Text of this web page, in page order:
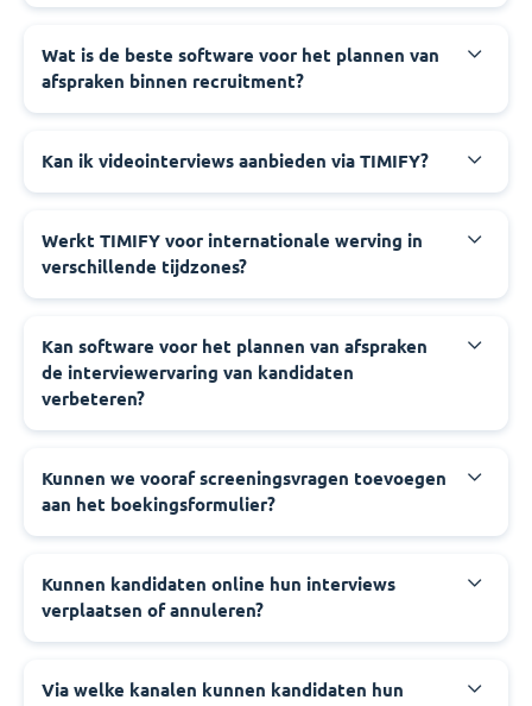
Wat is de beste software voor het plannen van
afspraken binnen recruitment?
Kan ik videointerviews aanbieden via TIMIFY?
Werkt TIMIFY voor internationale werving in
verschillende tijdzones?
Kan software voor het plannen van afspraken
de interviewervaring van kandidaten
verbeteren?
Kunnen we vooraf screeningsvragen toevoegen
aan het boekingsformulier?
Kunnen kandidaten online hun interviews
verplaatsen of annuleren?
Via welke kanalen kunnen kandidaten hun